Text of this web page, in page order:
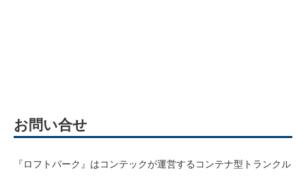
お問い合せ
『ロフトパーク』はコンテックが運営するコンテナ型トランクル